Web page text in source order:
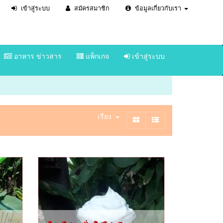
เข้าสู่ระบบ สมัครสมาชิก ข้อมูลเกี่ยวกับเรา
อาหาร ข่าวสาร แพ็กเกจ เข้าสู่ระบบ
เรียง